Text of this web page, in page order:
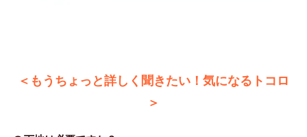
＜もうちょっと詳しく聞きたい！気になるトコロ
＞